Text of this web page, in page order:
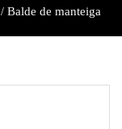
/Balde de manteiga